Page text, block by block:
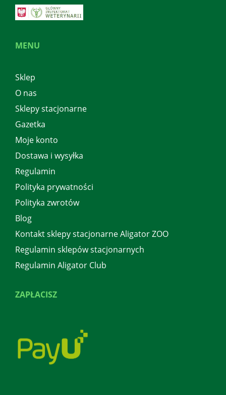
MENU
Sklep
O nas
Sklepy stacjonarne
Gazetka
Moje konto
Dostawa i wysyłka
Regulamin
Polityka prywatności
Polityka zwrotów
Blog
Kontakt sklepy stacjonarne Aligator ZOO
Regulamin sklepów stacjonarnych
Regulamin Aligator Club
ZAPŁACISZ